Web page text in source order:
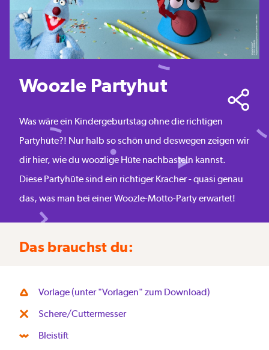
Woozle Partyhut
Was wäre ein Kindergeburtstag ohne die richtigen
Partyhüte?! Nur halb so schön und deswegen zeigen wir
dir hier, wie du woozlige Hüte nachbasteln kannst.
Diese Partyhüte sind ein richtiger Kracher - quasi genau
das, was man bei einer Woozle-Motto-Party erwartet!
Das brauchst du:
Vorlage (unter "Vorlagen" zum Download)
Schere/Cuttermesser
Bleistift